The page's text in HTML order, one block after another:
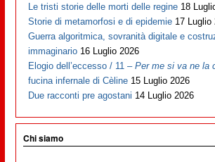
Le tristi storie delle morti delle regine 18
Storie di metamorfosi e di epidemie 17 Luglio
Guerra algoritmica, sovranità digitale e
immaginario 16 Luglio 2026
Elogio dell’eccesso / 11 –Per me si va ne la
fucina infernale di Cèline 15 Luglio 2026
Due racconti pre agostani 14 Luglio 2026
Chi siamo